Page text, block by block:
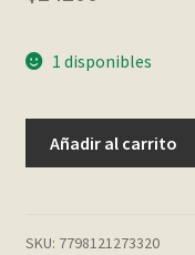
Privacy Policy
1 disponibles
MANZANA
Añadir al carrito
SKU: 7798121273320